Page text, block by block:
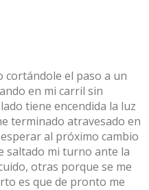
cortándole el paso a un
en mi carril sin
tiene encendida la luz
terminado atravesado en
al próximo cambio
saltado mi turno ante la
otras porque se me
es que de pronto me